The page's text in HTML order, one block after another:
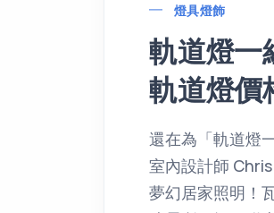
燈具燈飾
軌道燈一
軌道燈價
還在為「軌道燈
室內設計師
夢幻居家照明！